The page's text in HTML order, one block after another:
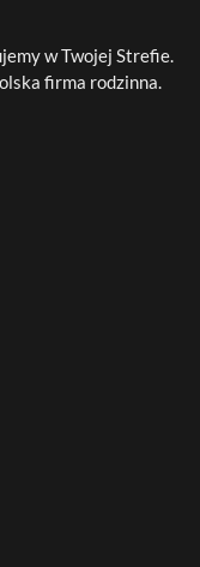
w Twojej Strefie.
firma rodzinna.